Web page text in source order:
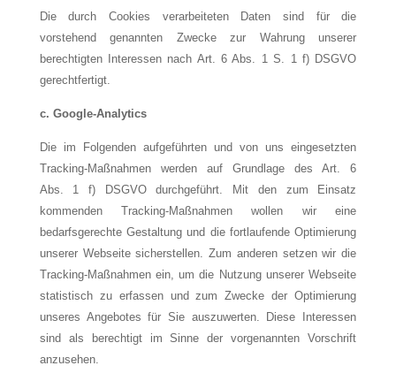
Die durch Cookies verarbeiteten Daten sind für die
vorstehend genannten Zwecke zur Wahrung unserer
berechtigten Interessen nach Art. 6 Abs. 1 S. 1 f) DSGVO
gerechtfertigt.
c. Google-Analytics
Die im Folgenden aufgeführten und von uns eingesetzten
Tracking-Maßnahmen werden auf Grundlage des Art. 6
Abs. 1 f) DSGVO durchgeführt. Mit den zum Einsatz
kommenden Tracking-Maßnahmen wollen wir eine
bedarfsgerechte Gestaltung und die fortlaufende Optimierung
unserer Webseite sicherstellen. Zum anderen setzen wir die
Tracking-Maßnahmen ein, um die Nutzung unserer Webseite
statistisch zu erfassen und zum Zwecke der Optimierung
unseres Angebotes für Sie auszuwerten. Diese Interessen
sind als berechtigt im Sinne der vorgenannten Vorschrift
anzusehen.